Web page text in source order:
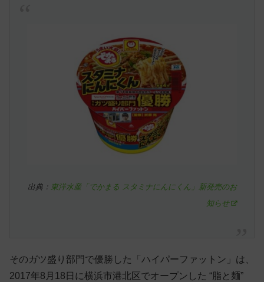
出典： 東洋水産「でかまる スタミナにんにくん」新発売のお
知らせ
そのガツ盛り部門で優勝した「ハイパーファットン」は、
2017年8月18日に横浜市港北区でオープンした “脂と麺”